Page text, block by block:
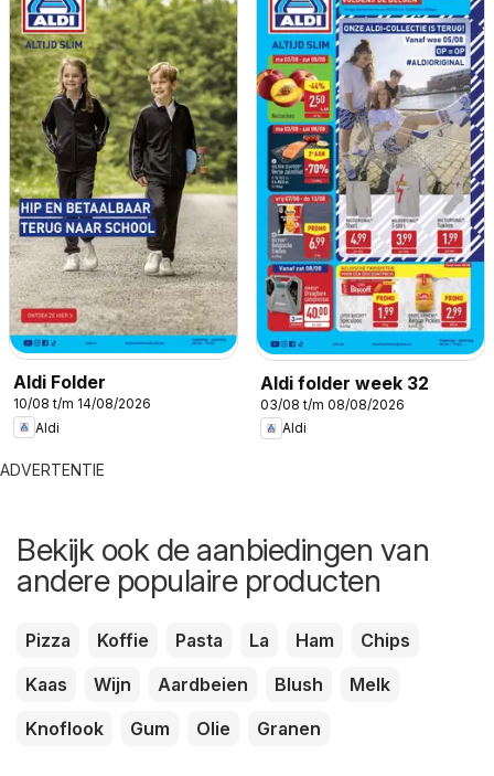
Aldi Folder
10/08 t/m 14/08/2026
Aldi
Aldi folder week 32
03/08 t/m 08/08/2026
Aldi
ADVERTENTIE
Bekijk ook de aanbiedingen van
andere populaire producten
Pizza Koffie Pasta La Ham
Chips
Kaas
Wijn Aardbeien Blush
Melk
Knoflook
Gum Olie Granen